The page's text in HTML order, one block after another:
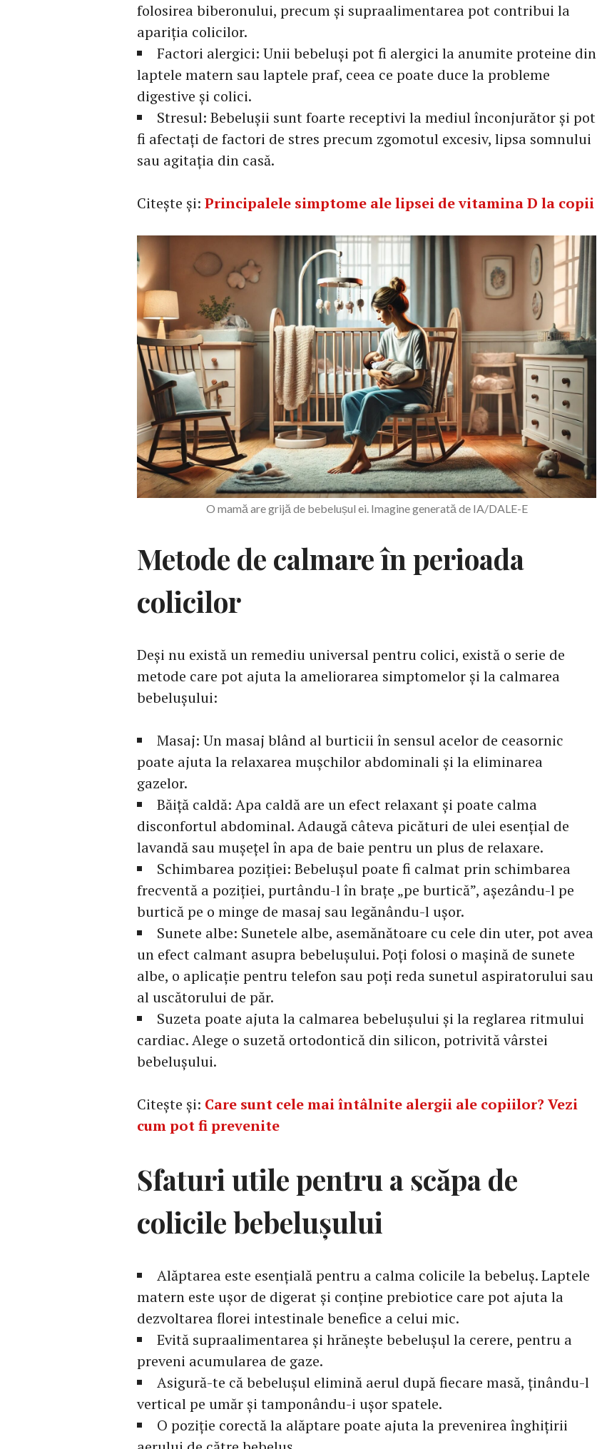
folosirea biberonului, precum și supraalimentarea pot contribui la
apariția colicilor.
Factori alergici: Unii bebeluși pot fi alergici la anumite proteine din
laptele matern sau laptele praf, ceea ce poate duce la probleme
digestive și colici.
Stresul: Bebelușii sunt foarte receptivi la mediul înconjurător și pot
fi afectați de factori de stres precum zgomotul excesiv, lipsa somnului
sau agitația din casă.
Citește și: Principalele simptome ale lipsei de vitamina D la copii
O mamă are grijă de bebelușul ei. Imagine generată de IA/DALE-E
Metode de calmare în perioada
colicilor
Deși nu există un remediu universal pentru colici, există o serie de
metode care pot ajuta la ameliorarea simptomelor și la calmarea
bebelușului:
Masaj: Un masaj blând al burticii în sensul acelor de ceasornic
poate ajuta la relaxarea mușchilor abdominali și la eliminarea
gazelor.
Băiță caldă: Apa caldă are un efect relaxant și poate calma
disconfortul abdominal. Adaugă câteva picături de ulei esențial de
lavandă sau mușețel în apa de baie pentru un plus de relaxare.
Schimbarea poziției: Bebelușul poate fi calmat prin schimbarea
frecventă a poziției, purtându-l în brațe „pe burtică”, așezându-l pe
burtică pe o minge de masaj sau legănându-l ușor.
Sunete albe: Sunetele albe, asemănătoare cu cele din uter, pot avea
un efect calmant asupra bebelușului. Poți folosi o mașină de sunete
albe, o aplicație pentru telefon sau poți reda sunetul aspiratorului sau
al uscătorului de păr.
Suzeta poate ajuta la calmarea bebelușului și la reglarea ritmului
cardiac. Alege o suzetă ortodontică din silicon, potrivită vârstei
bebelușului.
Citește și: Care sunt cele mai întâlnite alergii ale copiilor? Vezi
cum pot fi prevenite
Sfaturi utile pentru a scăpa de
colicile bebelușului
Alăptarea este esențială pentru a calma colicile la bebeluș. Laptele
matern este ușor de digerat și conține prebiotice care pot ajuta la
dezvoltarea florei intestinale benefice a celui mic.
Evită supraalimentarea și hrănește bebelușul la cerere, pentru a
preveni acumularea de gaze.
Asigură-te că bebelușul elimină aerul după fiecare masă, ținându-l
vertical pe umăr și tamponându-i ușor spatele.
O poziție corectă la alăptare poate ajuta la prevenirea înghițirii